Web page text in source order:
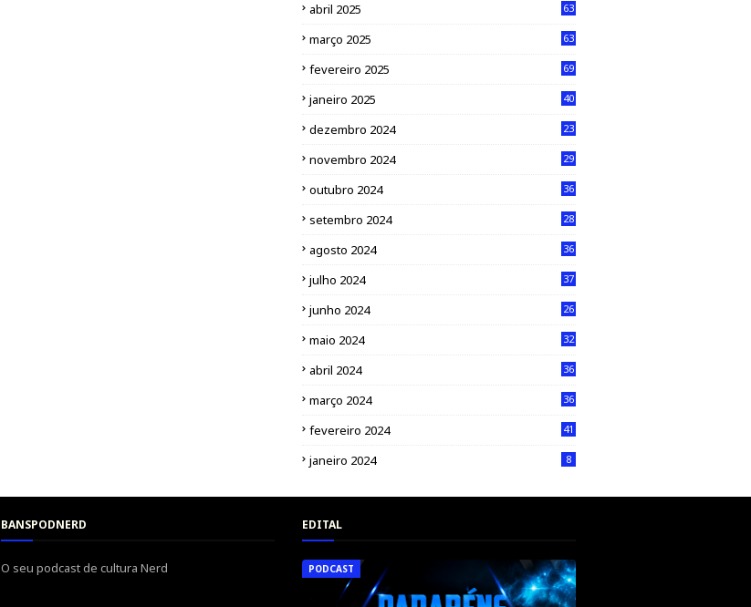
abril 2025 63
março 2025 63
fevereiro 2025 69
janeiro 2025 40
dezembro 2024 23
novembro 2024 29
outubro 2024 36
setembro 2024 28
agosto 2024 36
julho 2024 37
junho 2024 26
maio 2024 32
abril 2024 36
março 2024 36
fevereiro 2024 41
janeiro 2024 8
BANSPODNERD
O seu podcast de cultura Nerd
EDITAL
PODCAST